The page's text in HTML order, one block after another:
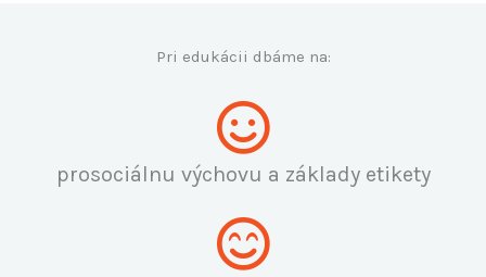
Pri edukácii dbáme na:
prosociálnu výchovu a základy etikety